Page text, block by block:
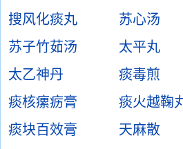
搜风化痰丸
苏心汤
苏子竹茹汤
太平丸
太乙神丹
痰毒煎
痰核瘰疬膏
痰火越鞠
痰块百效膏
天麻散